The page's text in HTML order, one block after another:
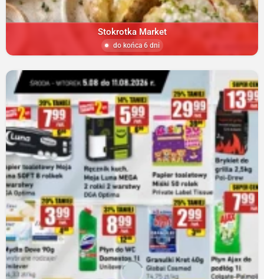
Stokrotka Market
do końca 6 dni